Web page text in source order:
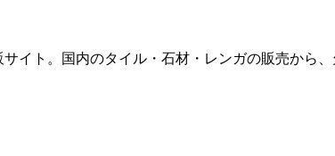
イト。国内のタイル・石材・レンガの販売から